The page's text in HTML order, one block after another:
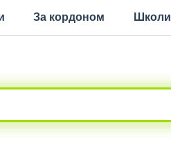
За кордоном Школи